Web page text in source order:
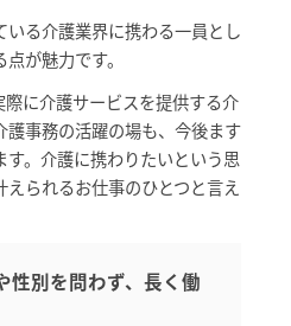
いる介護業界に携わる一員とし
が魅力です。
に介護サービスを提供する介
事務の活躍の場も、今後ます
。介護に携わりたいという思
られるお仕事のひとつと言え
性別を問わず、長く働